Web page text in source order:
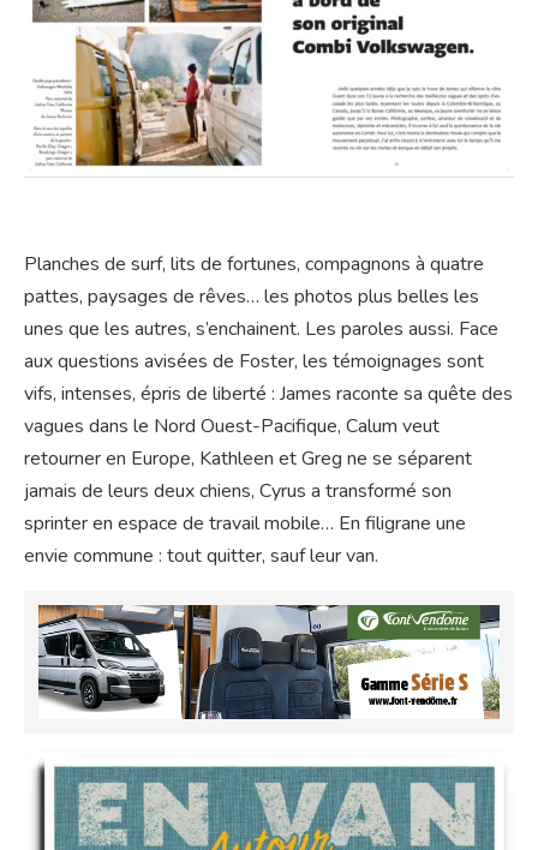
Planches de surf, lits de fortunes, compagnons à quatre
pattes, paysages de rêves… les photos plus belles les
unes que les autres, s’enchainent. Les paroles aussi. Face
aux questions avisées de Foster, les témoignages sont
vifs, intenses, épris de liberté : James raconte sa quête des
vagues dans le Nord Ouest-Pacifique, Calum veut
retourner en Europe, Kathleen et Greg ne se séparent
jamais de leurs deux chiens, Cyrus a transformé son
sprinter en espace de travail mobile… En filigrane une
envie commune : tout quitter, sauf leur van.